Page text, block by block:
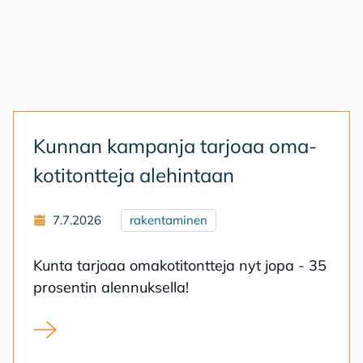
Kun­nan kam­pan­ja tar­jo­aa oma­
ko­ti­tont­te­ja ale­hin­taan
7.7.2026 rakentaminen
Kun­ta tar­jo­aa oma­ko­ti­tont­te­ja nyt jopa - 35
pro­sen­tin alen­nuk­sel­la!
Kunnan kampanja tarjoaa omakotitontteja alehintaan